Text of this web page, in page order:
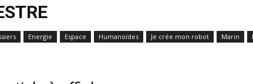
Energie Espace Humanoïdes Je crée mon robot Marin